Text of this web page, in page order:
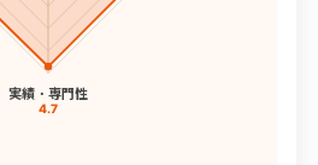
実績・専門性
4.7